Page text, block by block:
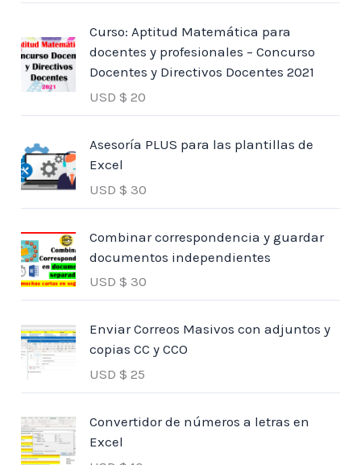
Curso: Aptitud Matemática para
docentes y profesionales – Concurso
Docentes y Directivos Docentes 2021
USD $ 20
Asesoría PLUS para las plantillas de
Excel
USD $ 30
Combinar correspondencia y guardar
documentos independientes
USD $ 30
Enviar Correos Masivos con adjuntos y
copias CC y CCO
USD $ 25
Convertidor de números a letras en
Excel